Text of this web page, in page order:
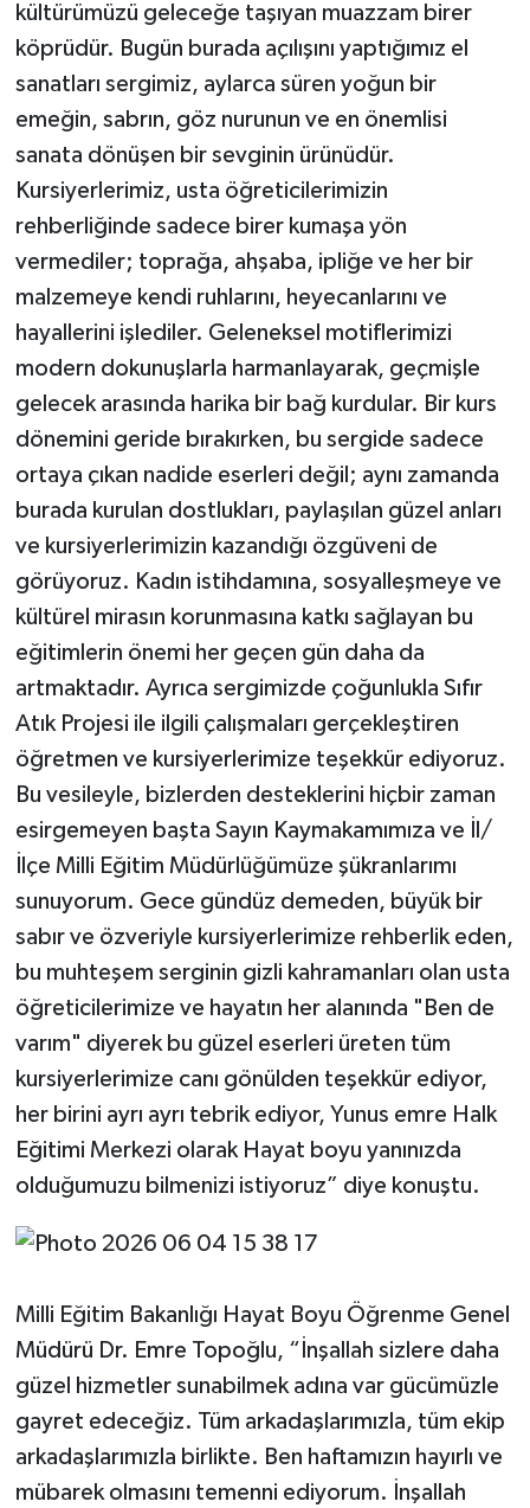
kültürümüzü geleceğe taşıyan muazzam birer
köprüdür. Bugün burada açılışını yaptığımız el
sanatları sergimiz, aylarca süren yoğun bir
emeğin, sabrın, göz nurunun ve en önemlisi
sanata dönüşen bir sevginin ürünüdür.
Kursiyerlerimiz, usta öğreticilerimizin
rehberliğinde sadece birer kumaşa yön
vermediler; toprağa, ahşaba, ipliğe ve her bir
malzemeye kendi ruhlarını, heyecanlarını ve
hayallerini işlediler. Geleneksel motiflerimizi
modern dokunuşlarla harmanlayarak, geçmişle
gelecek arasında harika bir bağ kurdular. Bir kurs
dönemini geride bırakırken, bu sergide sadece
ortaya çıkan nadide eserleri değil; aynı zamanda
burada kurulan dostlukları, paylaşılan güzel anları
ve kursiyerlerimizin kazandığı özgüveni de
görüyoruz. Kadın istihdamına, sosyalleşmeye ve
kültürel mirasın korunmasına katkı sağlayan bu
eğitimlerin önemi her geçen gün daha da
artmaktadır. Ayrıca sergimizde çoğunlukla Sıfır
Atık Projesi ile ilgili çalışmaları gerçekleştiren
öğretmen ve kursiyerlerimize teşekkür ediyoruz.
Bu vesileyle, bizlerden desteklerini hiçbir zaman
esirgemeyen başta Sayın Kaymakamımıza ve İl/
İlçe Milli Eğitim Müdürlüğümüze şükranlarımı
sunuyorum. Gece gündüz demeden, büyük bir
sabır ve özveriyle kursiyerlerimize rehberlik eden,
bu muhteşem serginin gizli kahramanları olan usta
öğreticilerimize ve hayatın her alanında "Ben de
varım" diyerek bu güzel eserleri üreten tüm
kursiyerlerimize canı gönülden teşekkür ediyor,
her birini ayrı ayrı tebrik ediyor, Yunus emre Halk
Eğitimi Merkezi olarak Hayat boyu yanınızda
olduğumuzu bilmenizi istiyoruz” diye konuştu.
Milli Eğitim Bakanlığı Hayat Boyu Öğrenme Genel
Müdürü Dr. Emre Topoğlu, “İnşallah sizlere daha
güzel hizmetler sunabilmek adına var gücümüzle
gayret edeceğiz. Tüm arkadaşlarımızla, tüm ekip
arkadaşlarımızla birlikte. Ben haftamızın hayırlı ve
mübarek olmasını temenni ediyorum. İnşallah